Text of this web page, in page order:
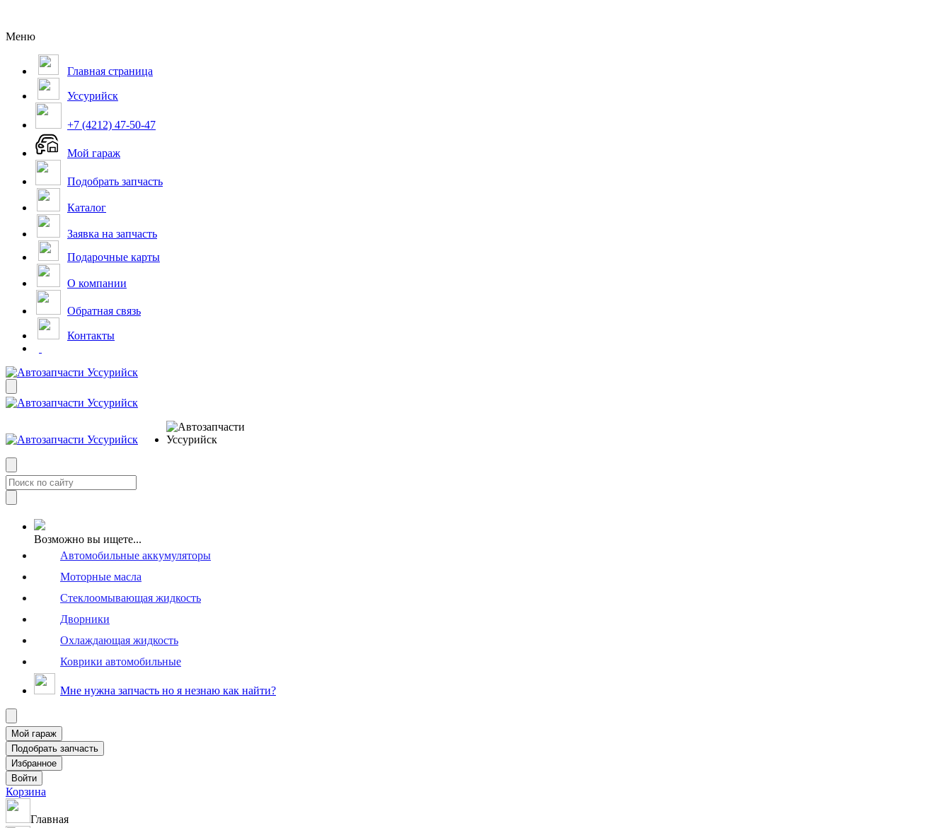
Меню
Главная страница
Уссурийск
+7 (4212) 47-50-47
Мой гараж
Подобрать запчасть
Каталог
Заявка на запчасть
Подарочные карты
О компании
Обратная связь
Контакты
Возможно вы ищете...
Автомобильные аккумуляторы
Моторные масла
Стеклоомывающая жидкость
Дворники
Охлаждающая жидкость
Коврики автомобильные
Мне нужна запчасть но я незнаю как найти?
Корзина
Главная